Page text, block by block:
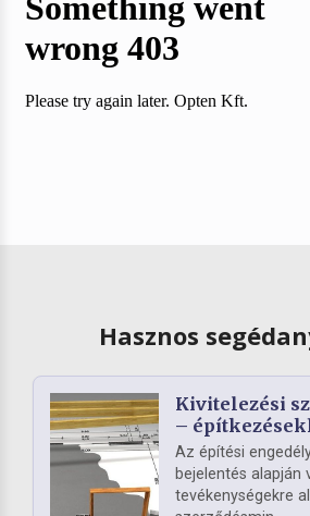
Hasznos
Kivitelezési
–
Az építési
bejelentés alapján
tevékenységekre